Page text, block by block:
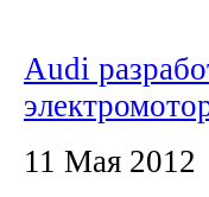
Audi
11 Мая 2012